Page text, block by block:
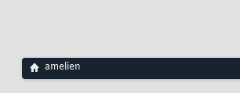
amelien